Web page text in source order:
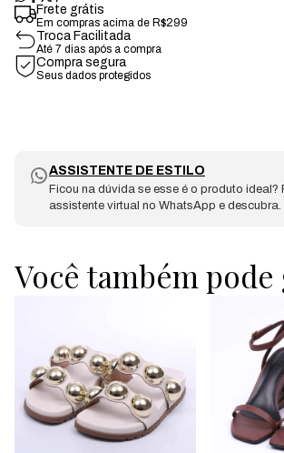
Frete grátis
Em compras acima de R$299
Troca Facilitada
Até 7 dias após a compra
Compra segura
Seus dados protegidos
ASSISTENTE DE ESTILO
Ficou na dúvida se esse é o produto ideal?
assistente virtual no WhatsApp e descubra.
Você também